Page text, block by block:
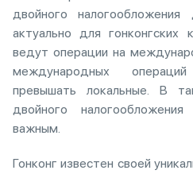
двойного
актуально для гонконгских
ведут операции на
международных
превышать локальные. В
двойного налогообложения
важным.
Гонконг известен своей